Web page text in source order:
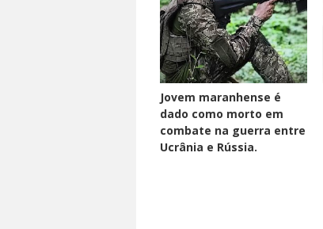
Jovem maranhense é
dado como morto em
combate na guerra entre
Ucrânia e Rússia.